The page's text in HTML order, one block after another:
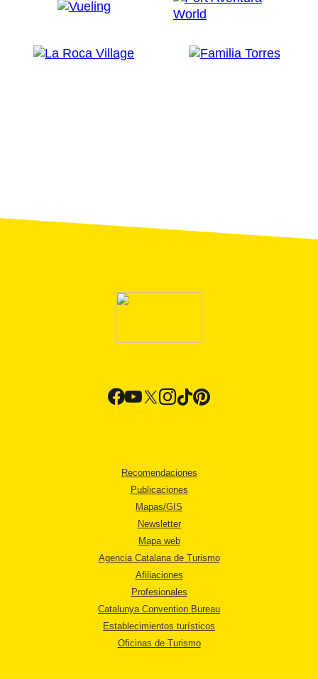
Recomendaciones
Publicaciones
Mapas/GIS
Newsletter
Mapa web
Agencia Catalana de Turismo
Afiliaciones
Profesionales
Catalunya Convention Bureau
Establecimientos turísticos
Oficinas de Turismo